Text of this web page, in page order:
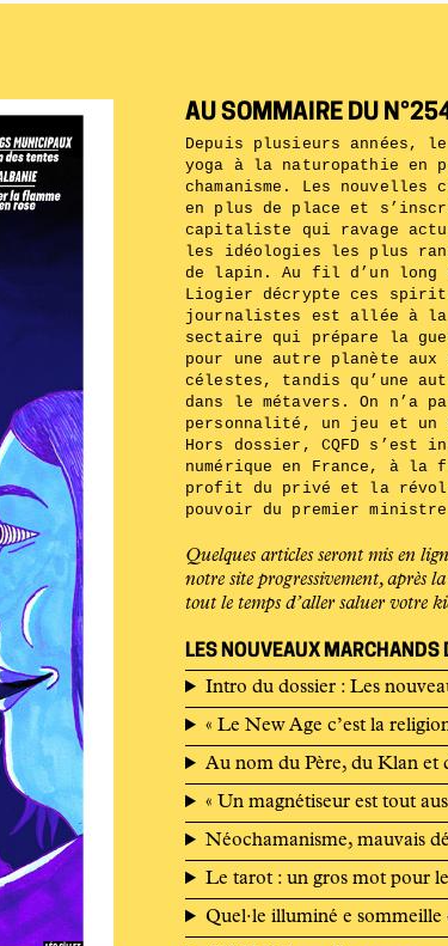
AU SOMMAIRE DU
Depuis plusieurs années,
yoga à la naturopathie
chamanisme. Les
en plus de place et
capitaliste qui ravage
les idéologies les plus
de lapin. Au fil d’un long
Liogier décrypte ces
journalistes est allée à la
sectaire qui prépare la
pour une autre planète aux
célestes, tandis qu’une
dans le métavers. On n’a
personnalité, un jeu et un
Hors dossier, CQFD s’est
numérique en France, à la
profit du privé et la
pouvoir du premier ministre
Quelques articles seront mis en
notre site progressivement, après
tout le temps d’aller saluervotre
LES NOUVEAUX MARCHANDS
Intro du dossier : Les
« Le New Age c’est la
Au nom du Père, du Klan et
« Un magnétiseur est tout
Néochamanisme, mauvais
Le tarot : un gros mot pour
Quel·le illuminé e sommeille